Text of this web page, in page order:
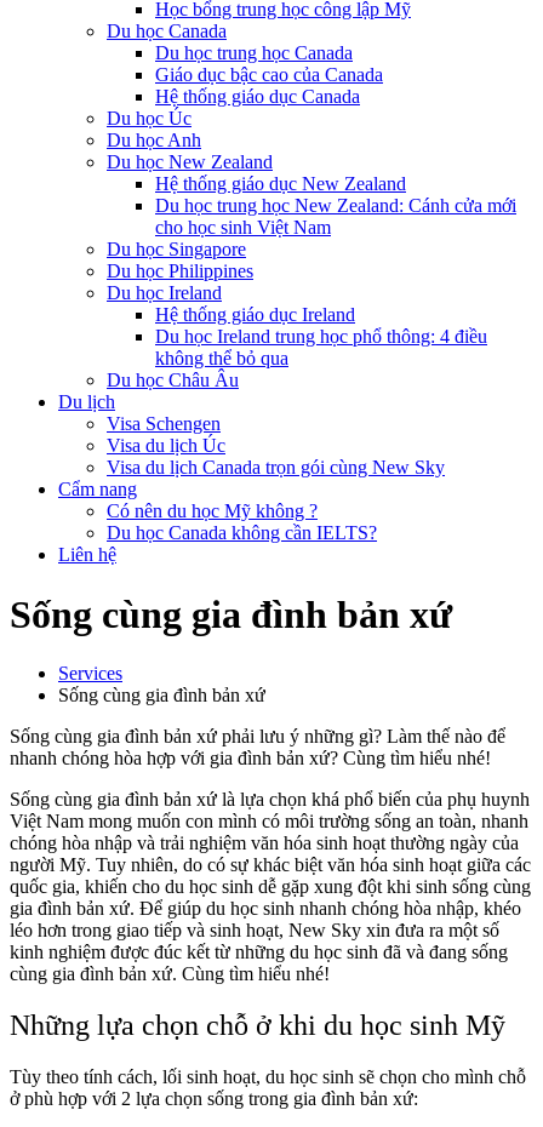
Học bổng trung học công lập Mỹ
Du học Canada
Du học trung học Canada
Giáo dục bậc cao của Canada
Hệ thống giáo dục Canada
Du học Úc
Du học Anh
Du học New Zealand
Hệ thống giáo dục New Zealand
Du học trung học New Zealand: Cánh cửa mới
cho học sinh Việt Nam
Du học Singapore
Du học Philippines
Du học Ireland
Hệ thống giáo dục Ireland
Du học Ireland trung học phổ thông: 4 điều
không thể bỏ qua
Du học Châu Âu
Du lịch
Visa Schengen
Visa du lịch Úc
Visa du lịch Canada trọn gói cùng New Sky
Cẩm nang
Có nên du học Mỹ không ?
Du học Canada không cần IELTS?
Liên hệ
Sống cùng gia đình bản xứ
Services
Sống cùng gia đình bản xứ
Sống cùng gia đình bản xứ phải lưu ý những gì? Làm thế nào để
nhanh chóng hòa hợp với gia đình bản xứ? Cùng tìm hiểu nhé!
Sống cùng gia đình bản xứ là lựa chọn khá phổ biến của phụ huynh
Việt Nam mong muốn con mình có môi trường sống an toàn, nhanh
chóng hòa nhập và trải nghiệm văn hóa sinh hoạt thường ngày của
người Mỹ. Tuy nhiên, do có sự khác biệt văn hóa sinh hoạt giữa các
quốc gia, khiến cho du học sinh dễ gặp xung đột khi sinh sống cùng
gia đình bản xứ. Để giúp du học sinh nhanh chóng hòa nhập, khéo
léo hơn trong giao tiếp và sinh hoạt, New Sky xin đưa ra một số
kinh nghiệm được đúc kết từ những du học sinh đã và đang sống
cùng gia đình bản xứ. Cùng tìm hiểu nhé!
Những lựa chọn chỗ ở khi du học sinh Mỹ
Tùy theo tính cách, lối sinh hoạt, du học sinh sẽ chọn cho mình chỗ
ở phù hợp với 2 lựa chọn sống trong gia đình bản xứ: